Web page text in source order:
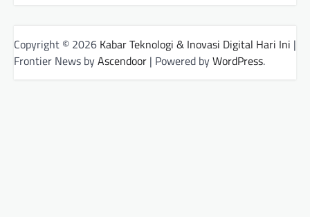
Copyright © 2026 Kabar Teknologi & Inovasi Digital Hari Ini |
Frontier News byAscendoor | Powered byWordPress.